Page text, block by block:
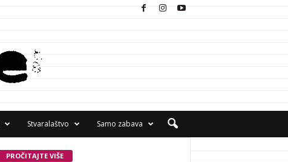
Stvaralaštvo Samo zabava
PROČITAJTE VIŠE